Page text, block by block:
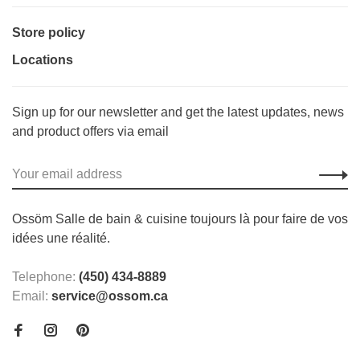
Store policy
Locations
Sign up for our newsletter and get the latest updates, news
and product offers via email
Ossöm Salle de bain & cuisine toujours là pour faire de vos
idées une réalité.
Telephone: (450) 434-8889
Email: service@ossom.ca